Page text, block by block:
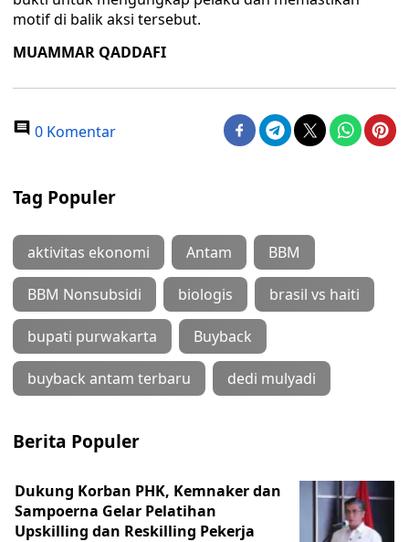
motif di balik aksi tersebut.
MUAMMAR QADDAFI
0 Komentar
Tag Populer
aktivitas ekonomi Antam BBM
BBM Nonsubsidi biologis brasil vs haiti
bupati purwakarta Buyback
buyback antam terbaru dedi mulyadi
Berita Populer
Dukung Korban PHK, Kemnaker dan
Sampoerna Gelar Pelatihan
Upskilling dan Reskilling Pekerja